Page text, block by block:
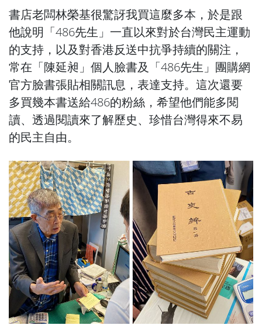
書店老闆林榮基很驚訝我買這麼多本，於是跟
他說明「486先生」一直以來對於台灣民主運動
的支持，以及對香港反送中抗爭持續的關注，
常在「陳延昶」個人臉書及「486先生」團購網
官方臉書張貼相關訊息，表達支持。這次還要
多買幾本書送給486的粉絲，希望他們能多閱
讀、透過閱讀來了解歷史、珍惜台灣得來不易
的民主自由。